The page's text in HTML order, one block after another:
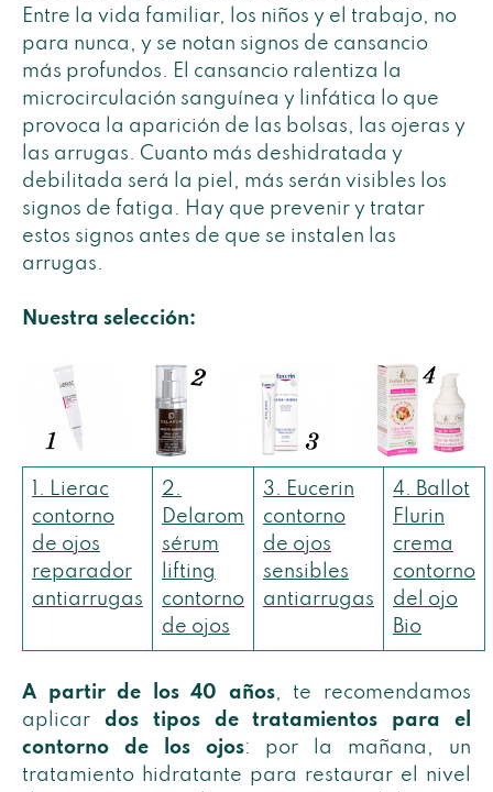
Entre la vida familiar, los niños y el trabajo, no
para nunca, y se notan signos de cansancio
más profundos. El cansancio ralentiza la
microcirculación sanguínea y linfática lo que
provoca la aparición de las bolsas, las ojeras y
las arrugas. Cuanto más deshidratada y
debilitada será la piel, más serán visibles los
signos de fatiga. Hay que prevenir y tratar
estos signos antes de que se instalen las
arrugas.
Nuestra selección:
1. Lierac
contorno
de ojos
reparador
antiarrugas
2.
Delarom
sérum
lifting
contorno
de ojos
3. Eucerin
contorno
de ojos
sensibles
antiarrugas
4. Ballot
Flurin
crema
contorno
del ojo
Bio
A partir de los 40 años, te recomendamos
aplicar dos tipos de tratamientos para el
contorno de los ojos: por la mañana, un
tratamiento hidratante para restaurar el nivel